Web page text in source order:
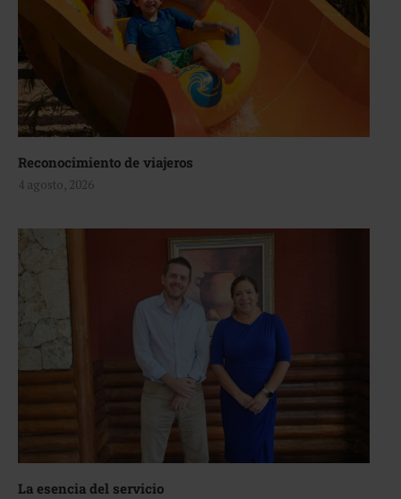
Reconocimiento de viajeros
4 agosto, 2026
La esencia del servicio